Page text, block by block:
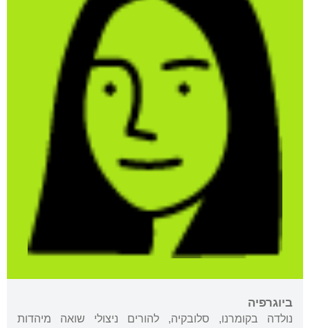
ביוגרפיה
נולדה בקומרנו, סלובקיה, להורים ניצולי שואה מיהדות